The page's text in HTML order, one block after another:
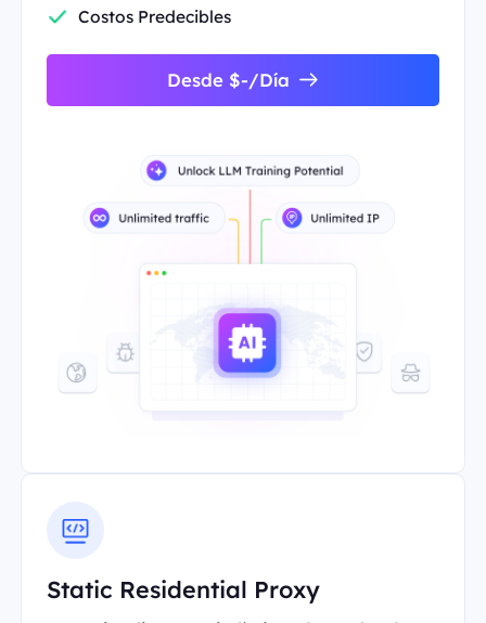
Costos Predecibles
Desde $-/Día
Static Residential Proxy